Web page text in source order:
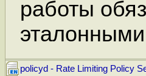
работы
policyd - Rate Limiting Policy